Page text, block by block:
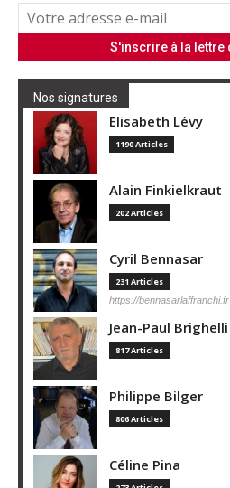
Nos signatures
Elisabeth Lévy
1190 Articles
Alain Finkielkraut
202 Articles
Cyril Bennasar
231 Articles
https://bennasarlaffranchi.fr
Jean-Paul Brighelli
817 Articles
Philippe Bilger
806 Articles
Céline Pina